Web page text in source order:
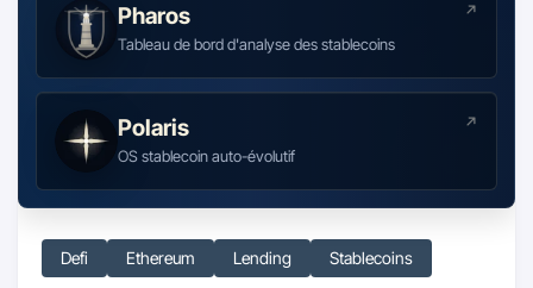
Pharos
Tableau de bord d'analyse des stablecoins
Polaris
OS stablecoin auto-évolutif
Defi Ethereum Lending Stablecoins